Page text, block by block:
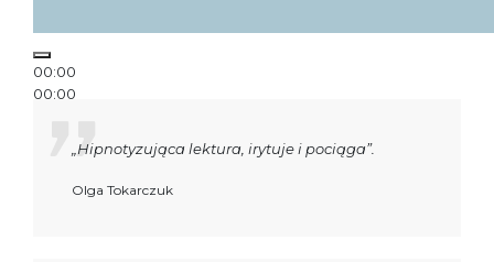
00:00
00:00
„Hipnotyzująca lektura, irytuje i pociąga”.
Olga Tokarczuk